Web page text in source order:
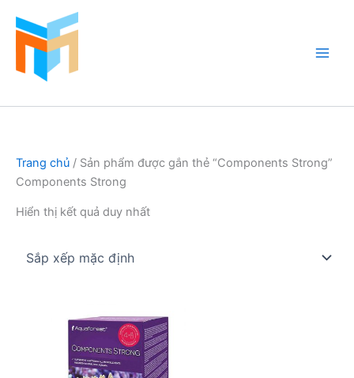
Trang chủ / Sản phẩm được gắn thẻ “Components Strong”
Components Strong
Hiển thị kết quả duy nhất